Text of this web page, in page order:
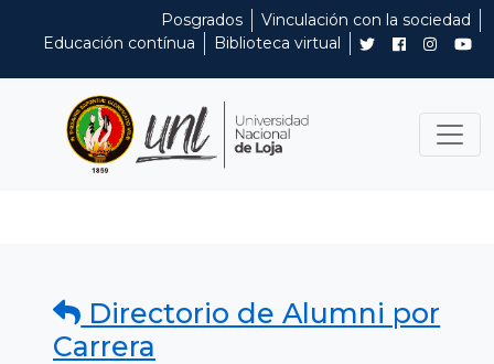
Posgrados
Vinculación con la sociedad
Educación contínua
Biblioteca virtual
Directorio de Alumni por
Carrera